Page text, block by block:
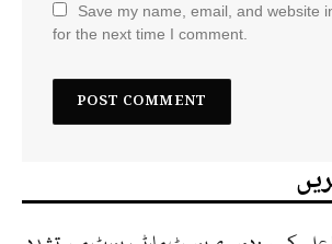
Save my name, email, and website
for the next time I comment.